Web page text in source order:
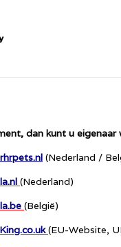
dan kunt u
(Nederland /
(Nederland)
(België)
(EU-Website,